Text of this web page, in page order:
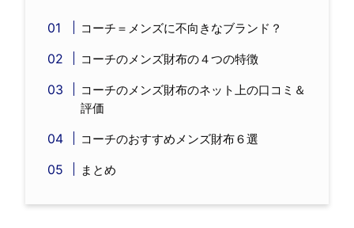
コーチ＝メンズに不向きなブランド？
コーチのメンズ財布の４つの特徴
コーチのメンズ財布のネット上の口コミ＆
評価
コーチのおすすめメンズ財布６選
まとめ